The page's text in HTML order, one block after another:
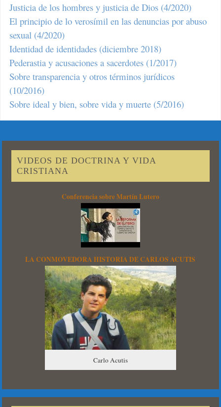
Justicia de los hombres y justicia de Dios (4/2020)
El principio de lo verosímil en las denuncias por abuso
sexual (4/2020)
Identidad de identidades (diciembre 2018)
Pederastia y acusaciones a sacerdotes (1/2017)
Sobre transparencia y otros términos jurídicos
(10/2016)
Sobre ideal y bien, sobre vida y muerte (5/2016)
VIDEOS DE DOCTRINA Y VIDA
CRISTIANA
Conferencia sobre Martín Lutero
LA CONMOVEDORA HISTORIA DE CARLOS ACUTIS
Carlo Acutis